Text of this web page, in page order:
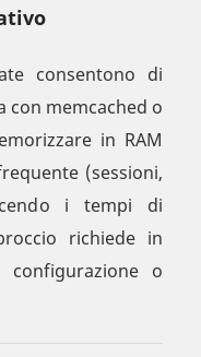
consentono di
con memcached o
in RAM
(sessioni,
i tempi di
richiede in
configurazione o